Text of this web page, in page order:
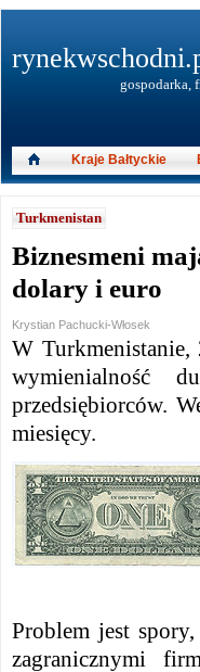
Turkmenistan
Biznesmeni
dolary i euro
Krystian Pachucki-Włosek
W
wymienialność
przedsiębiorców.
miesięcy.
Problem jest
zagranicznymi
gospodarka,
Kraje Bałtyckie